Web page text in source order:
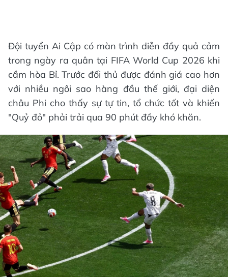
Đội tuyển Ai Cập có màn trình diễn đầy quả cảm
trong ngày ra quân tại FIFA World Cup 2026 khi
cầm hòa Bỉ. Trước đối thủ được đánh giá cao hơn
với nhiều ngôi sao hàng đầu thế giới, đại diện
châu Phi cho thấy sự tự tin, tổ chức tốt và khiến
"Quỷ đỏ" phải trải qua 90 phút đầy khó khăn.